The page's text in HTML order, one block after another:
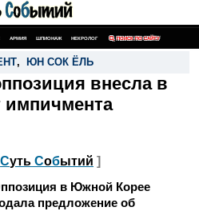
АРМИЯ ШПИОНАЖ НЕКРОЛОГ ПОИСК ПО САЙТУ
, ЮН СОК ЁЛЬ
внесла в
импичмента
Суть Событий ]
в Южной Корее
предложение об